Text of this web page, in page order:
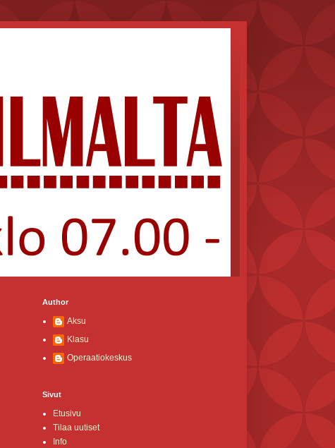
Author
Aksu
Klasu
Operaatiokeskus
Sivut
Etusivu
Tilaa uutiset
Info